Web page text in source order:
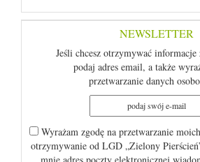
NEWSLETTER
Jeśli chcesz otrzymywać informacje
podaj adres email, a także
przetwarzanie danych
Wyrażam zgodę na przetwarzanie
otrzymywanie od LGD „Zielony